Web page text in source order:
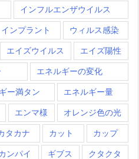
インフルエンザウイルス
インプラント ウィルス感染
エイズウイルス エイズ陽性
エネルギーの変化
ー満タン エネルギー量
エンマ様 オレンジ色の光
タカナ カット カップ
ンパイ ギブス クタクタ